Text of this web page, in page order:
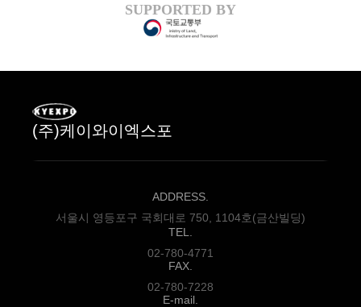
SUPPORTED BY
(주)케이와이엑스포
ADDRESS.
서울시 영등포구 국회대로 750, 1104호(금산빌딩)
TEL.
02-780-4771
FAX.
02-780-7228
E-mail.